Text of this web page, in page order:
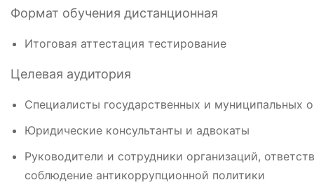
Формат обучения дистанционная
Итоговая аттестация тестирование
Целевая аудитория
Специалисты государственных и муниципальных
Юридические консультанты и адвокаты
Руководители и сотрудники организаций,
соблюдение антикоррупционной политики